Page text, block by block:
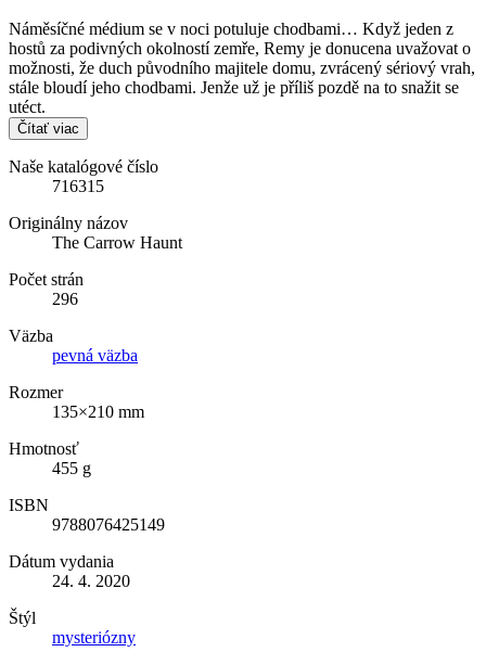
Náměsíčné médium se v noci potuluje chodbami… Když jeden z
hostů za podivných okolností zemře, Remy je donucena uvažovat o
možnosti, že duch původního majitele domu, zvrácený sériový vrah,
stále bloudí jeho chodbami. Jenže už je příliš pozdě na to snažit se
utéct.
Čítať viac
Naše katalógové číslo
716315
Originálny názov
The Carrow Haunt
Počet strán
296
Väzba
pevná väzba
Rozmer
135×210 mm
Hmotnosť
455 g
ISBN
9788076425149
Dátum vydania
24. 4. 2020
Štýl
mysteriózny